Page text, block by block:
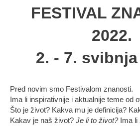
FESTIVAL
2022.
2. - 7. svibnja
Pred novim smo Festivalom znanosti.
Ima li inspirativnije i aktualnije teme od
Što je život? Kakva mu je definicija?
Kakav je naš život?Je li to život?Ima li